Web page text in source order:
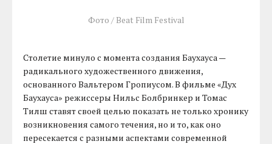
Фото / Beat Film Festival
Столетие минуло с момента создания Баухауcа —
радикального художественного движения,
основанного Вальтером Гропиусом. В фильме «Дух
Баухауса» режиссеры Нильс Болбринкер и Томас
Тилш ставят своей целью показать не только хронику
возникновения самого течения, но и то, как оно
пересекается с разными аспектами современной